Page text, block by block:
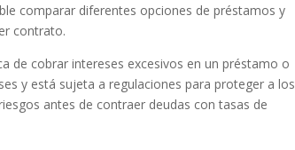
comparar diferentes opciones de préstamos y
contrato.
de cobrar intereses excesivos en un préstamo o
y está sujeta a regulaciones para proteger a los
antes de contraer deudas con tasas de